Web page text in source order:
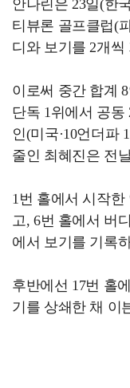
안나린은 23일(한
티뷰론 골프클럽(
디와 보기를 2개씩
이로써 중간 합계
단독 1위에서 공
인(미국·10언더파
줄인 최혜진은 전
1번 홀에서 시작
고, 6번 홀에서 버
에서 보기를 기록
후반에선 17번 홀
기를 상쇄한 채 이